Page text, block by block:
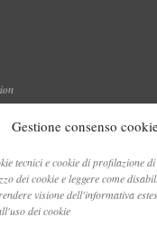
Gestione consenso
tecnici e cookie di profilazione
dei cookie e leggere come
visione dell'informativa
dei cookie
2719027
CONTATTI